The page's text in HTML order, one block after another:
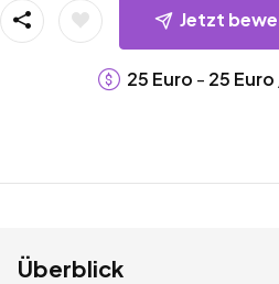
Jetzt
25 Euro - 25 Euro
Überblick